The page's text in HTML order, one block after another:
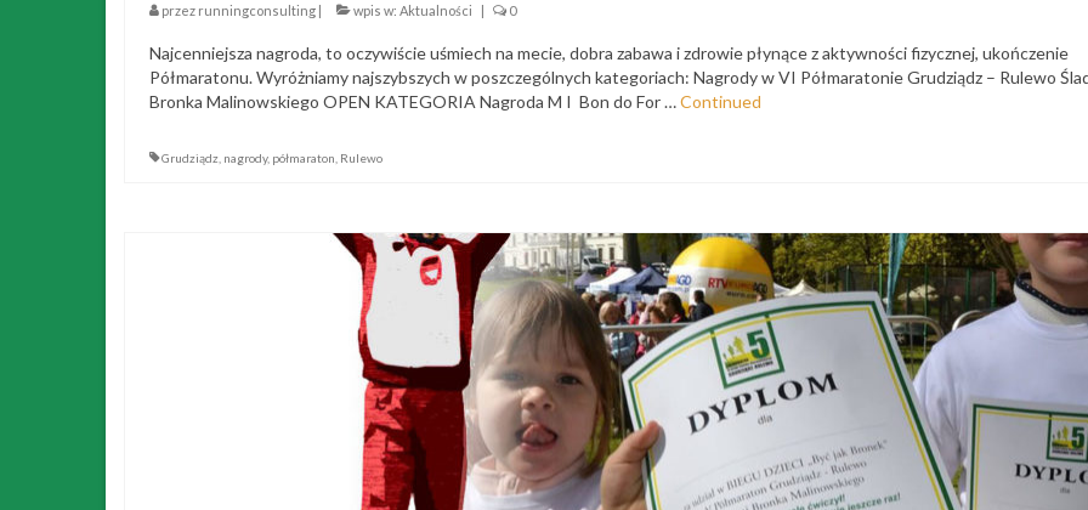
przez runningconsulting | wpis w: Aktualności | 0
Najcenniejsza nagroda, to oczywiście uśmiech na mecie, dobra zabawa i zdrowie płynące z aktywności fizycznej, ukończenie
Półmaratonu. Wyróżniamy najszybszych w poszczególnych kategoriach: Nagrody w VI Półmaratonie Grudziądz – Rulewo
Bronka Malinowskiego OPEN KATEGORIA Nagroda M I Bon do For …Continued
Grudziądz nagrody, półmaraton Rulewo